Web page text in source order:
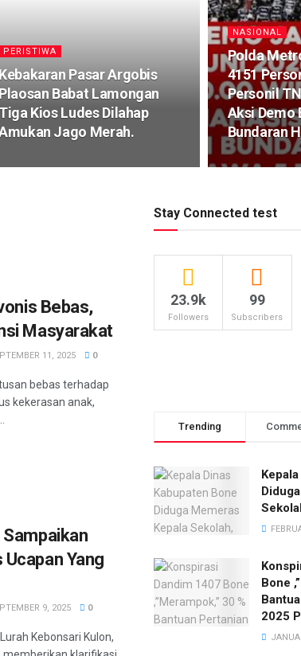
PERISTIWA
Kebakaran Pasar Argobis
Plaosan Babat Lamongan
Tiga Kios Ludes Dilahap
Jago Merah.
NASIONAL
Polda
4151
Personil
Aksi Demo
Bundaran
Bebas,
Masyarakat
11, 2025 0
bebas terhadap
kekerasan anak,
Sampaikan
Yang
9, 2025 0
Kebonsari Kulon,
Stay Connected test
23.9k
Followers
99
Subscribers
Trending
Bone
2025